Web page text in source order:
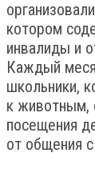
котором
инвалиды и
Каждый
школьники,
к животным,
посещения
от общения